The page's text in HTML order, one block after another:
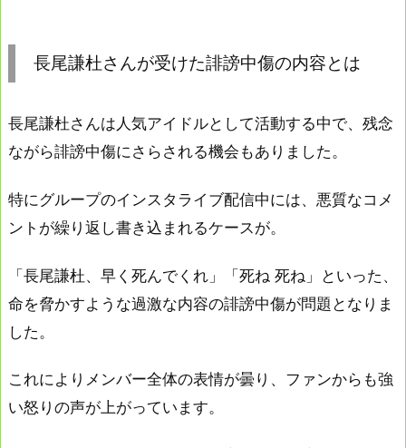
長尾謙杜さんが受けた誹謗中傷の内容とは
長尾謙杜さんは人気アイドルとして活動する中で、残念
ながら誹謗中傷にさらされる機会もありました。
特にグループのインスタライブ配信中には、悪質なコメ
ントが繰り返し書き込まれるケースが。
「長尾謙杜、早く死んでくれ」「死ね 死ね」といった、
命を脅かすような過激な内容の誹謗中傷が問題となりま
した。
これによりメンバー全体の表情が曇り、ファンからも強
い怒りの声が上がっています。